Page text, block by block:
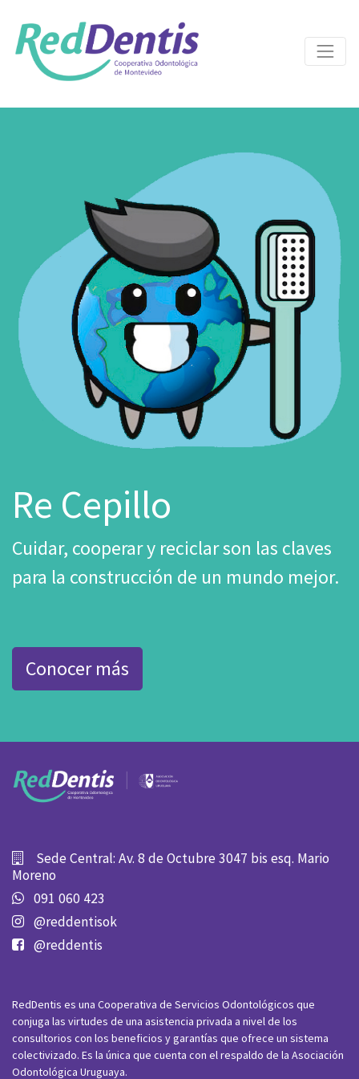
Re Cepillo
Cuidar, cooperar y reciclar son las claves
para la construcción de un mundo mejor.
Conocer más
Sede Central: Av. 8 de Octubre 3047 bis esq. Mario
Moreno
091 060 423
@reddentisok
@reddentis
RedDentis es una Cooperativa de Servicios Odontológicos que
conjuga las virtudes de una asistencia privada a nivel de los
consultorios con los beneficios y garantías que ofrece un sistema
colectivizado. Es la única que cuenta con el respaldo de la Asociación
Odontológica Uruguaya.